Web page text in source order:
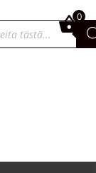
0,00€
0